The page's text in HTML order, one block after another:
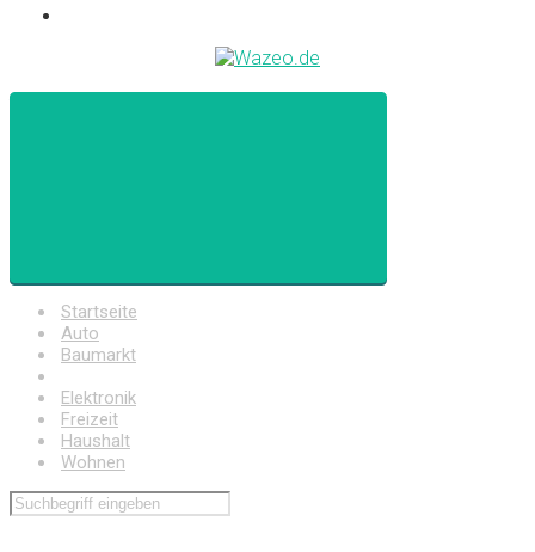
Startseite
Auto
Baumarkt
Elektronik
Freizeit
Haushalt
Wohnen